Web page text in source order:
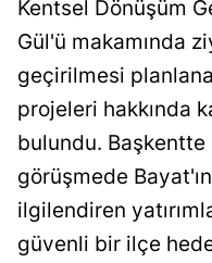
Kentsel Dönüşüm
Gül'ü makamında
geçirilmesi
projeleri hakkında
bulundu.
görüşmede
ilgilendiren
güvenli bir ilçe